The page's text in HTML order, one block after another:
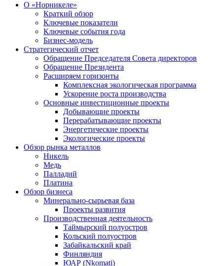
О «Норникеле»
Краткий обзор
Ключевые показатели
Ключевые события года
Бизнес-модель
Стратегический отчет
Обращение Председателя Совета директоров
Обращение Президента
Расширяем горизонты
Комплексная экологическая программа
Ускорение роста производства
Основные инвестиционные проекты
Добывающие проекты
Перерабатывающие проекты
Энергетические проекты
Экологические проекты
Обзор рынка металлов
Никель
Медь
Палладий
Платина
Обзор бизнеса
Минерально-сырьевая база
Проекты развития
Производственная деятельность
Таймырский полуостров
Кольский полуостров
Забайкальский край
Финляндия
ЮАР (Nkomati)